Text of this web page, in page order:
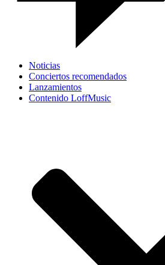
Noticias
Conciertos recomendados
Lanzamientos
Contenido LoffMusic